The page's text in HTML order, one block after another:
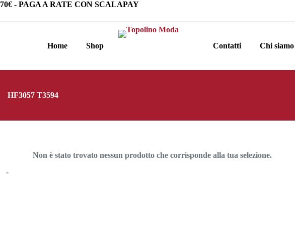
70€ - PAGA A RATE CON SCALAPAY
Home Shop Contatti Chi siamo
HF3057 T3594
Non è stato trovato nessun prodotto che corrisponde alla tua selezione.
-